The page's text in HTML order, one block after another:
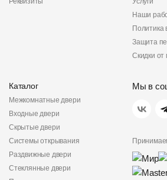
Наши
Политика
Защита
Скидки от
Каталог
Межкомнатные двери
Входные двери
Скрытые двери
Системы открывания
Раздвижные двери
Стеклянные двери
Мы в